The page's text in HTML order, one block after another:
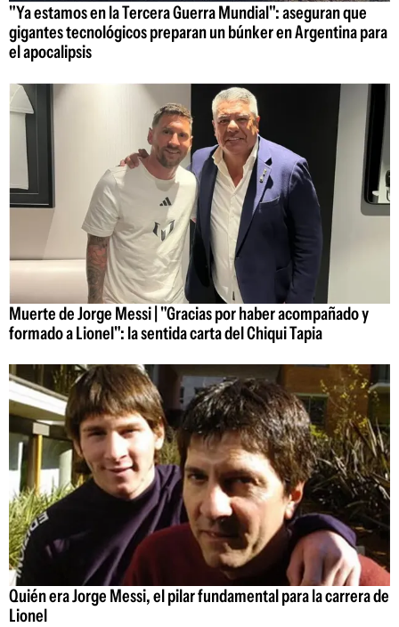
"Ya estamos en la Tercera Guerra Mundial": aseguran que
gigantes tecnológicos preparan un búnker en Argentina para
el apocalipsis
Muerte de Jorge Messi | "Gracias por haber acompañado y
formado a Lionel": la sentida carta del Chiqui Tapia
Quién era Jorge Messi, el pilar fundamental para la carrera de
Lionel